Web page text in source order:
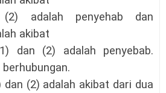
(2) adalah penyehab dan
akibat
dan (2) adalah penyebab.
.
dan (2) adalah akibat dari dua